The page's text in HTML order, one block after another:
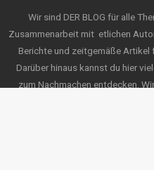
Wir sind DER BLOG für alle
Zusammenarbeit mit etlichen
Berichte und zeitgemäße Artikel
Darüber hinaus kannst du hier
zum Nachmachen entdecken.